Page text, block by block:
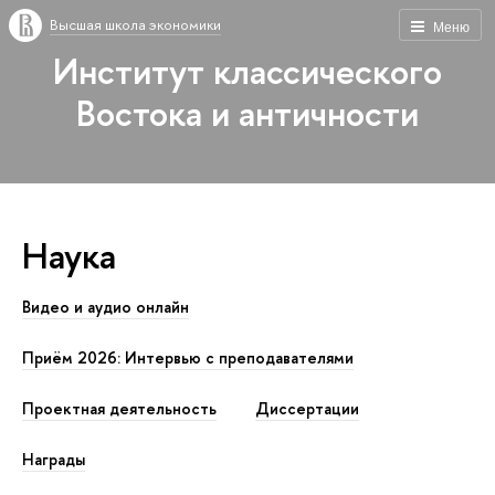
Меню
Высшая школа экономики
Институт классического
Востока и античности
Наука
Видео и аудио онлайн
Приём 2026: Интервью с преподавателями
Проектная деятельность Диссертации
Награды